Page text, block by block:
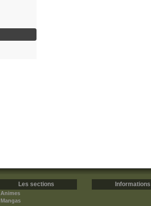
Les sections
Animes
Mangas
Informations